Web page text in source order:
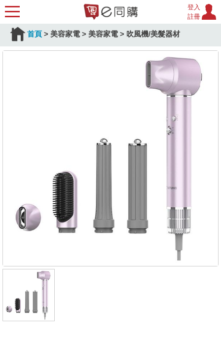
登入
註冊
首頁 > 美容家電 > 美容家電 > 吹風機/美髮器材